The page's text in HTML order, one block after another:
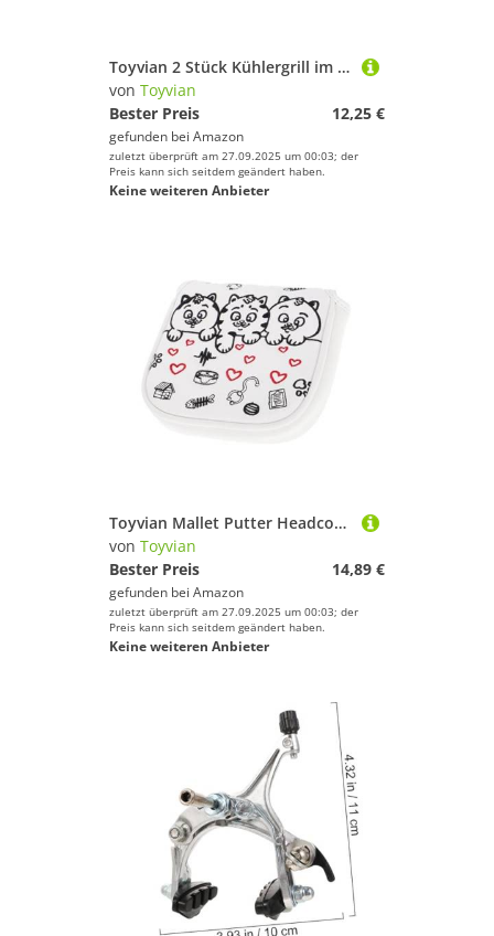
Toyvian 2 Stück Kühlergrill im Meeresstil Fenster-Badezimmer-Abluftventilator Luftzirkulationsöffnung geschlitztes Lüftungsgitter Abluftgitter Gerader Marine-Entlüfter Nylon Weiß
von Toyvian
Bester Preis
12,25 €
gefunden bei Amazon
zuletzt überprüft am 27.09.2025 um 00:03; der
Preis kann sich seitdem geändert haben.
Keine weiteren Anbieter
Toyvian Mallet Putter Headcover mit Niedlichem Katzenmuster PU Schützend Langlebig Passend für Herren und Damen Golf Putter Schlägerkopfabdeckung
von Toyvian
Bester Preis
14,89 €
gefunden bei Amazon
zuletzt überprüft am 27.09.2025 um 00:03; der
Preis kann sich seitdem geändert haben.
Keine weiteren Anbieter